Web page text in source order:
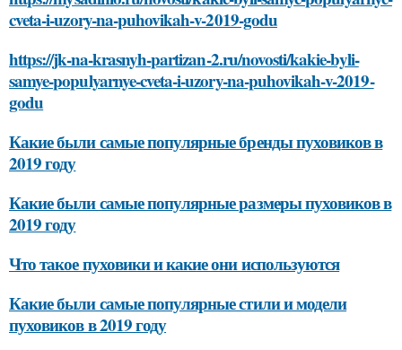
cveta-i-uzory-na-puhovikah-v-2019-godu
https://jk-na-krasnyh-partizan-2.ru/novosti/kakie-byli-
samye-populyarnye-cveta-i-uzory-na-puhovikah-v-2019-
godu
Какие были самые популярные бренды пуховиков в
2019 году
Какие были самые популярные размеры пуховиков в
2019 году
Что такое пуховики и какие они используются
Какие были самые популярные стили и модели
пуховиков в 2019 году